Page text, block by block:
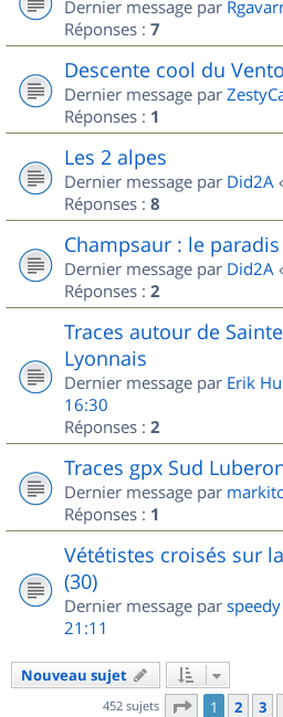
Dernier message par
Réponses : 7
Descente cool du
Dernier message par
Réponses : 1
Les 2 alpes
Dernier message par Did2A
Réponses : 8
Champsaur : le paradis
Dernier message par Did2A
Réponses : 2
Traces autour de
Lyonnais
Dernier message par Erik
16:30
Réponses : 2
Traces gpx Sud
Dernier message par
Réponses : 1
Vététistes croisés sur
(30)
Dernier message par
21:11
Nouveau sujet
452 sujets Page 1sur
1 2 3